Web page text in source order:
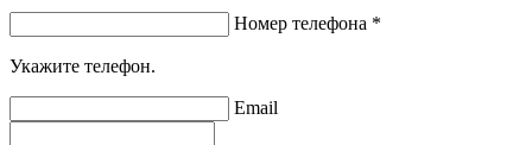
Номер телефона *
Укажите телефон.
Email